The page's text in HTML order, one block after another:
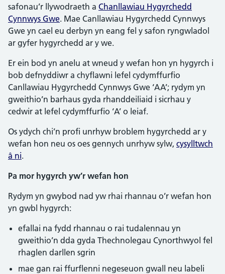
safonau’r llywodraeth a Chanllawiau Hygyrchedd
Cynnwys Gwe. Mae Canllawiau Hygyrchedd Cynnwys
Gwe yn cael eu derbyn yn eang fel y safon ryngwladol
ar gyfer hygyrchedd ar y we.
Er ein bod yn anelu at wneud y wefan hon yn hygyrch i
bob defnyddiwr a chyflawni lefel cydymffurfio
Canllawiau Hygyrchedd Cynnwys Gwe ‘AA’; rydym yn
gweithio’n barhaus gyda rhanddeiliaid i sicrhau y
cedwir at lefel cydymffurfio ‘A’ o leiaf.
Os ydych chi’n profi unrhyw broblem hygyrchedd ar y
wefan hon neu os oes gennych unrhyw sylw, cysylltwch
â ni.
Pa mor hygyrch yw’r wefan hon
Rydym yn gwybod nad yw rhai rhannau o’r wefan hon
yn gwbl hygyrch:
efallai na fydd rhannau o rai tudalennau yn
gweithio’n dda gyda Thechnolegau Cynorthwyol fel
rhaglen darllen sgrin
mae gan rai ffurflenni negeseuon gwall neu labeli